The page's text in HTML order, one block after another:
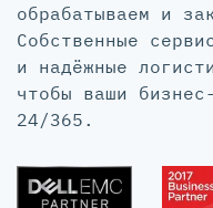
обрабатываем и
Собственные
и надёжные
чтобы ваши
24/365.